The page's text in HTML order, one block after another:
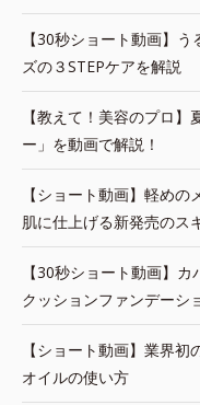
【30秒ショート動画】
ズの３STEPケアを解説
【教えて！美容のプロ
ー」を動画で解説！
【ショート動画】軽め
肌に仕上げる新発売のス
【30秒ショート動画】
クッションファンデーシ
【ショート動画】業界
オイルの使い方